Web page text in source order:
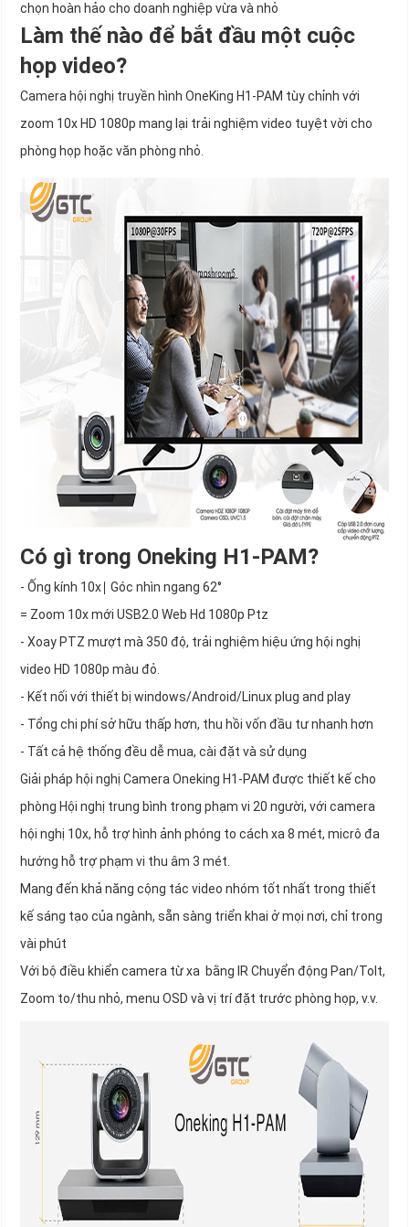
chọn hoàn hảo cho doanh nghiệp vừa và nhỏ
Làm thế nào để bắt đầu một cuộc
họp video?
Camera hội nghị truyền hình OneKing H1-PAM tùy chỉnh với
zoom 10x HD 1080p mang lại trải nghiệm video tuyệt vời cho
phòng họp hoặc văn phòng nhỏ.
Có gì trong Oneking H1-PAM?
- Ống kính 10x∣ Góc nhìn ngang 62°
= Zoom 10x mới USB2.0 Web Hd 1080p Ptz
- Xoay PTZ mượt mà 350 độ, trải nghiệm hiệu ứng hội nghị
video HD 1080p màu đỏ.
- Kết nối với thiết bị windows/Android/Linux plug and play
- Tổng chi phí sở hữu thấp hơn, thu hồi vốn đầu tư nhanh hơn
- Tất cả hệ thống đều dễ mua, cài đặt và sử dụng
Giải pháp hội nghị Camera Oneking H1-PAM được thiết kế cho
phòng Hội nghị trung bình trong phạm vi 20 người, với camera
hội nghị 10x, hỗ trợ hình ảnh phóng to cách xa 8 mét, micrô đa
hướng hỗ trợ phạm vi thu âm 3 mét.
Mang đến khả năng cộng tác video nhóm tốt nhất trong thiết
kế sáng tạo của ngành, sẵn sàng triển khai ở mọi nơi, chỉ trong
vài phút
Với bộ điều khiển camera từ xa bằng IR Chuyển động Pan/Tolt,
Zoom to/thu nhỏ, menu OSD và vị trí đặt trước phòng họp, v.v.